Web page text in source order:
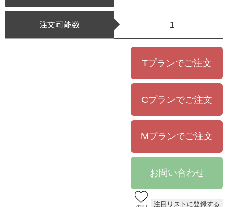
注文可能数 1